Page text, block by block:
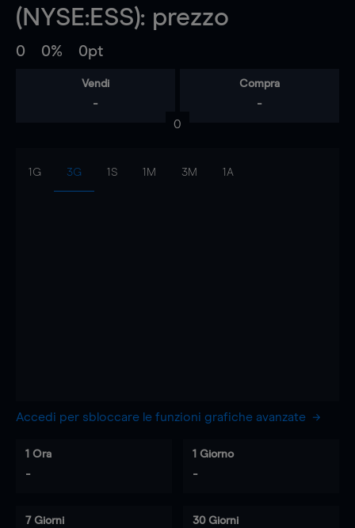
(NYSE:ESS): prezzo
0 0% 0pt
Vendi
-
Compra
-
0
1G 3G 1S 1M 3M 1A
Accedi per sbloccare le funzioni grafiche avanzate
1 Ora
-
1 Giorno
-
7 Giorni 30 Giorni